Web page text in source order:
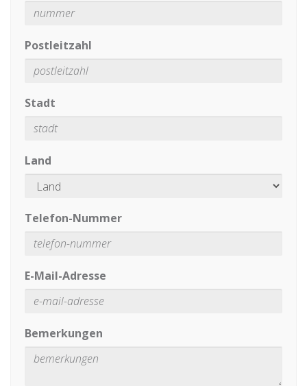
Postleitzahl
Stadt
Land
Telefon-Nummer
E-Mail-Adresse
Bemerkungen